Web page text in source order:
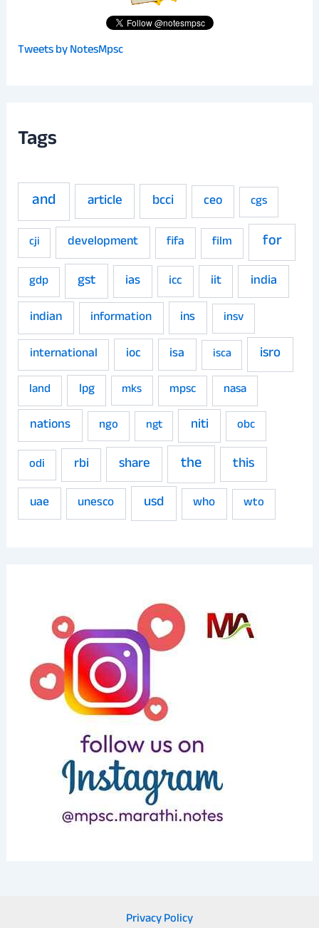
Tweets by NotesMpsc
Tags
and article bcci ceo cgs
cji development fifa film for
gdp gst ias icc iit
india
indian
information ins
insv
international
ioc isa isca isro
land lpg mks mpsc nasa
nations ngo ngt niti
obc
odi
rbi share the this
uae unesco usd who wto
Privacy Policy